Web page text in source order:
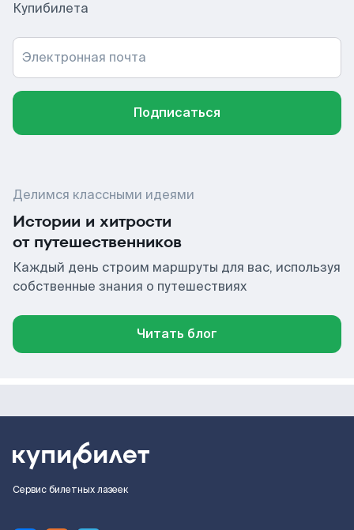
Купибилета
Электронная почта
Подписаться
Делимся классными идеями
Истории и хитрости
от путешественников
Каждый день строим маршруты для вас, используя
собственные знания о путешествиях
Читать блог
Сервис билетных лазеек